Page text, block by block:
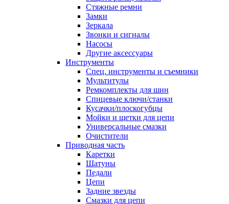
Стяжные ремни
Замки
Зеркала
Звонки и сигналы
Насосы
Другие аксессуары
Инструменты
Спец. инструменты и съемники
Мультитулы
Ремкомплекты для шин
Спицевые ключи/станки
Кусачки/плоскогубцы
Мойки и щетки для цепи
Универсальные смазки
Очистители
Приводная часть
Каретки
Шатуны
Педали
Цепи
Задние звезды
Смазки для цепи